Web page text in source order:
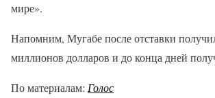
мире».
Напомним, Мугабе после отставки
миллионов долларов и до конца дней
По материалам: Голос